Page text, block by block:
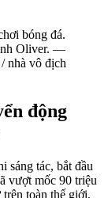
bóng đá.
Oliver. —
nhà vô địch
động
sáng tác, bắt đầu
vượt mốc 90 triệu
toàn thế giới,